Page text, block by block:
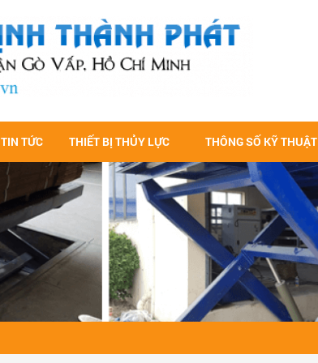
TIN TỨC THIẾT BỊ THỦY LỰC THÔNG SỐ KỸ THUẬT